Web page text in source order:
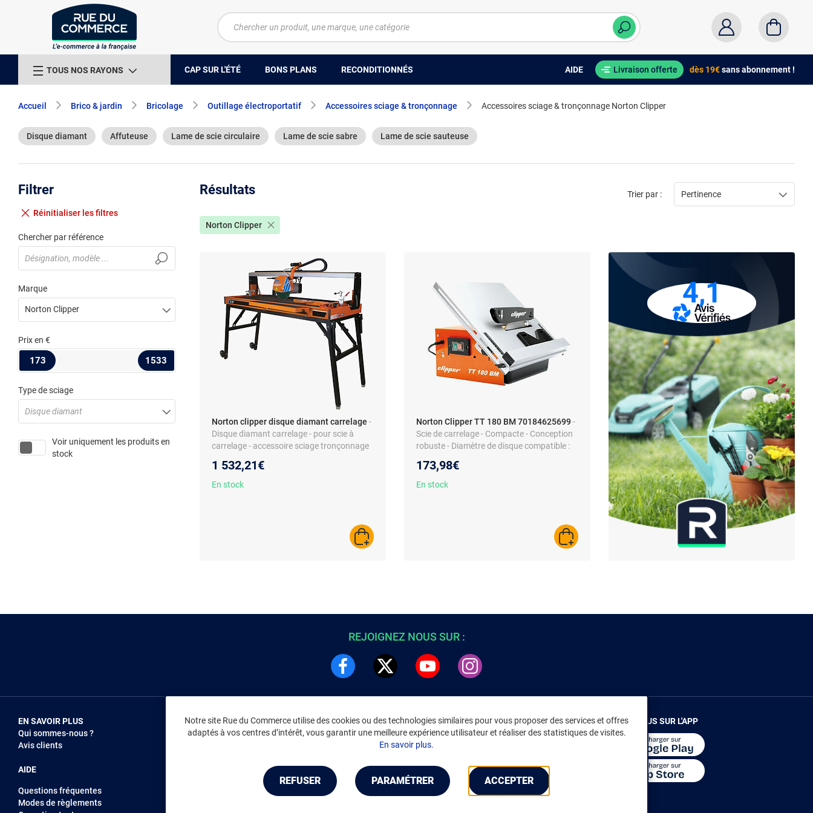
TOUS NOS RAYONS CAP SUR L'ÉTÉ BONS PLANS RECONDITIONNÉS AIDE Livraison offerte dès 19€sans abonnement !
Accueil Brico & jardin Bricolage Outillage électroportatif Accessoires sciage & tronçonnage Accessoires sciage & tronçonnage Norton Clipper
Disque diamant Affuteuse Lame de scie circulaire Lame de scie sabre Lame de scie sauteuse
Filtrer
Réinitialiser les filtres
Chercher par référence
Marque
Norton Clipper
Prixen €
173 1533
Type de sciage
Disque diamant
Voir uniquement les produits en
stock
Résultats
Norton Clipper
Trier par : Pertinence
Norton clipper disque diamant carrelage -
Disque diamant carrelage - pour scie à
carrelage - accessoire sciage tronçonnage
1 532,21€
En stock
AJOUTER AU PANIER
Norton Clipper TT 180 BM 70184625699-
Scie de carrelage - Compacte - Conception
robuste - Diamètre de disque compatible :
173,98€
En stock
AJOUTER AU PANIER
4,1
REJOIGNEZ NOUS SUR :
EN SAVOIR PLUS
Qui sommes-nous ?
Avis clients
AIDE
Questions fréquentes
Modes de règlements
NOUS REJOINDRE
Vendez sur RDC
INFORMATIONS LÉGALES
Environnement
CGV/CGU Marketplace
Gérer mes cookies
Mentions légales
Accessibilité : non conforme
RENDEZ-VOUS SUR L'APP
Notre site Rue du Commerce utilise des cookies ou des technologies similaires pour vous proposer des services et offres
adaptés à vos centres d’intérêt, vous garantir une meilleure expérience utilisateur et réaliser des statistiques de visites.
En savoir plus.
REFUSER PARAMÉTRER ACCEPTER